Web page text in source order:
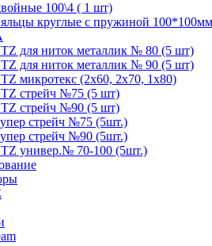
100\4 ( 1 шт)
круглые с пружиной
для ниток металлик № 80 (5 шт)
для ниток металлик № 90 (5 шт)
микротекс (2х60, 2х70, 1х80)
стрейч №75 (5 шт)
стрейч №90 (5 шт)
стрейч №75 (5шт.)
стрейч №90 (5шт.)
универ.№ 70-100 (5шт.)